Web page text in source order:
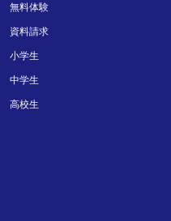
無料体験
資料請求
小学生
中学生
高校生